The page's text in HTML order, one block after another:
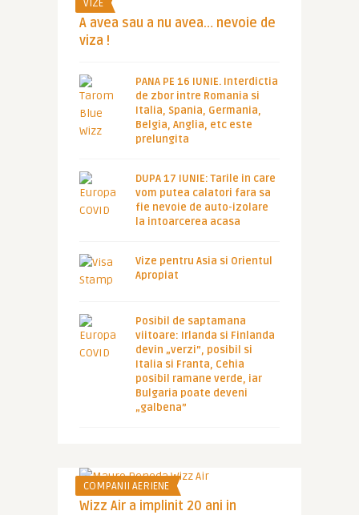
VIZE
A avea sau a nu avea… nevoie de
viza !
PANA PE 16 IUNIE. Interdictia
de zbor intre Romania si
Italia, Spania, Germania,
Belgia, Anglia, etc este
prelungita
DUPA 17 IUNIE: Tarile in care
vom putea calatori fara sa
fie nevoie de auto-izolare
la intoarcerea acasa
Vize pentru Asia si Orientul
Apropiat
Posibil de saptamana
viitoare: Irlanda si Finlanda
devin „verzi”, posibil si
Italia si Franta, Cehia
posibil ramane verde, iar
Bulgaria poate deveni
„galbena”
COMPANII AERIENE
Wizz Air a implinit 20 ani in